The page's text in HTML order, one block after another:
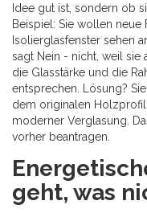
Idee gut ist, sondern ob
Beispiel: Sie wollen neue
Isolierglasfenster sehen
sagt Nein - nicht, weil sie
die Glasstärke und die
entsprechen. Lösung?
dem originalen
moderner Verglasung.
vorher beantragen.
geht, was